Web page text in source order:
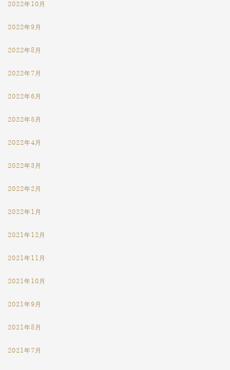
2022年10月
2022年9月
2022年8月
2022年7月
2022年6月
2022年5月
2022年4月
2022年3月
2022年2月
2022年1月
2021年12月
2021年11月
2021年10月
2021年9月
2021年8月
2021年7月